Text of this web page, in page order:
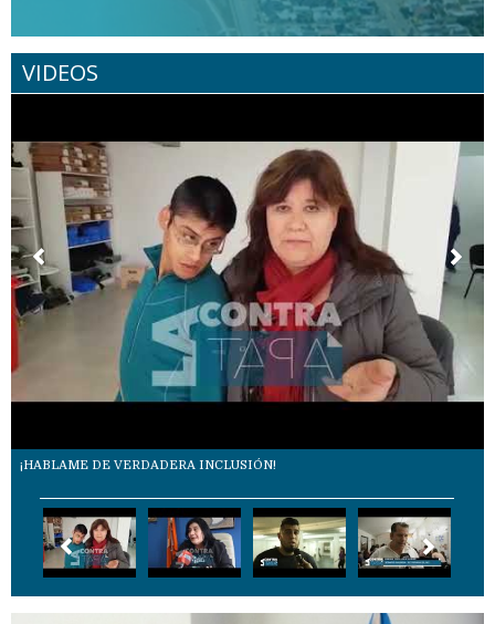
VIDEOS
¡HABLAME DE VERDADERA INCLUSIÓN!